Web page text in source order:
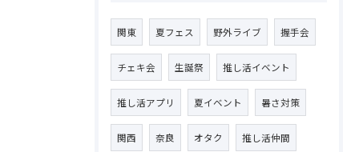
関東 夏フェス 野外ライブ 握手会
チェキ会 生誕祭 推し活イベント
推し活アプリ 夏イベント 暑さ対策
関西 奈良 オタク 推し活仲間